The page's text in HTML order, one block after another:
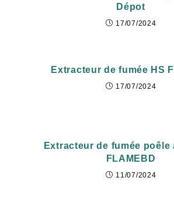
Dépot
17/07/2024
Extracteur de fumée HS
17/07/2024
Extracteur de fumée poêle
FLAMEBD
11/07/2024